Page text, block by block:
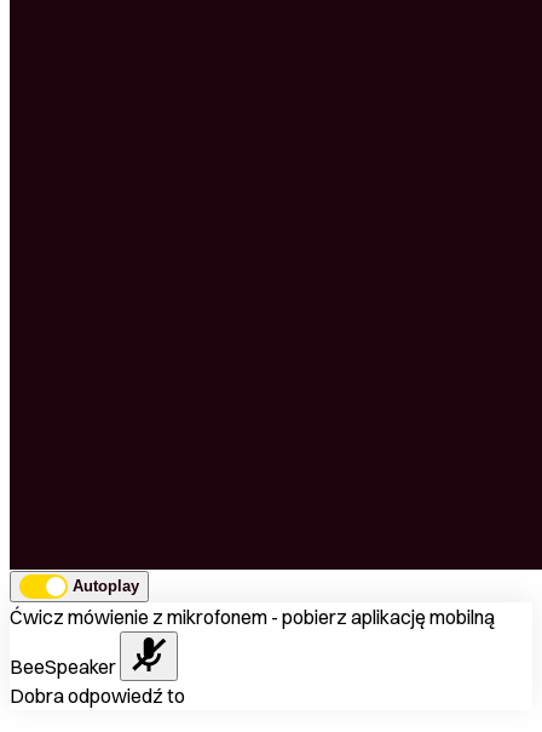
Autoplay
Ćwicz mówienie z mikrofonem - pobierz aplikację mobilną
BeeSpeaker
Dobra odpowiedź to